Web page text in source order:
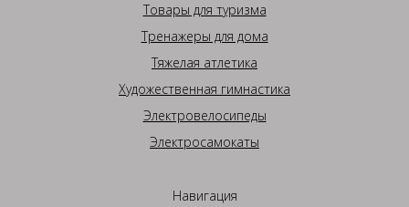
Товары для туризма
Тренажеры для дома
Тяжелая атлетика
Художественная гимнастика
Электровелосипеды
Электросамокаты
Навигация